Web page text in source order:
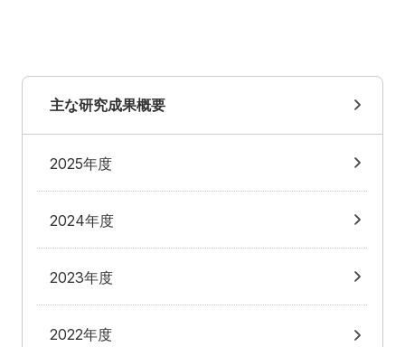
主な研究成果概要
2025年度
2024年度
2023年度
2022年度